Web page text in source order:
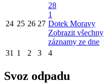
24 25 26 27
28
1
Dotek Moravy
Zobrazit všechny
záznamy ze dne
31 1 2 3 4
Svoz odpadu